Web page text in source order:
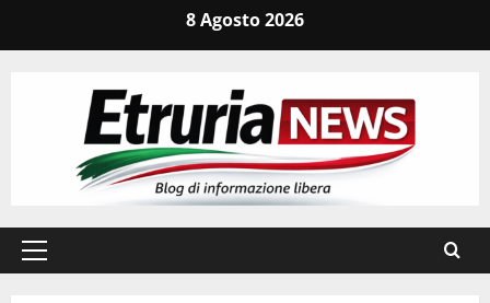
8 Agosto 2026
Menu